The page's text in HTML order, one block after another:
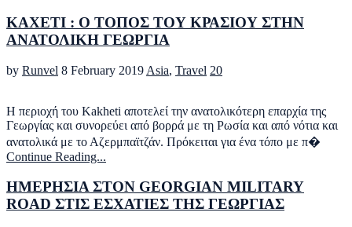
ΚΑΧΕΤΙ : Ο ΤΟΠΟΣ ΤΟΥ ΚΡΑΣΙΟΥ ΣΤΗΝ
ΑΝΑΤΟΛΙΚΗ ΓΕΩΡΓΙΑ
by Runvel 8 February 2019 Asia, Travel 20
H περιοχή του Kakheti αποτελεί την ανατολικότερη επαρχία της
Γεωργίας και συνορεύει από βορρά με τη Ρωσία και από νότια και
ανατολικά με το Αζερμπαϊτζάν. Πρόκειται για ένα τόπο με π�
Continue Reading...
ΗΜΕΡΗΣΙΑ ΣΤΟΝ GEORGIAN MILITARY
ROAD ΣΤΙΣ ΕΣΧΑΤΙΕΣ ΤΗΣ ΓΕΩΡΓΙΑΣ